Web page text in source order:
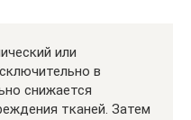
или
в
снижается
тканей. Затем